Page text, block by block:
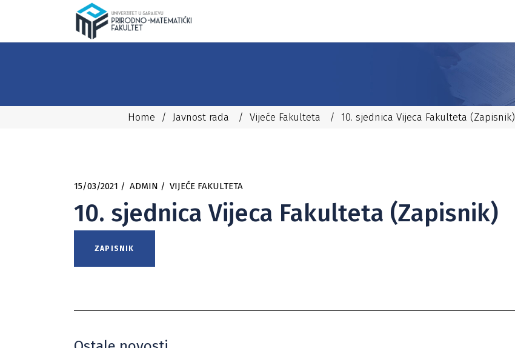
Home / Javnost rada / Vijeće Fakulteta / 10. sjednica Vijeca Fakulteta (Zapisnik)
15/03/2021 ADMIN VIJEĆE FAKULTETA
10. sjednica Vijeca Fakulteta (Zapisnik)
ZAPISNIK